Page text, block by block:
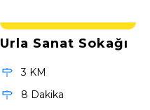
Urla Sanat Sokağı
3 KM
8 Dakika